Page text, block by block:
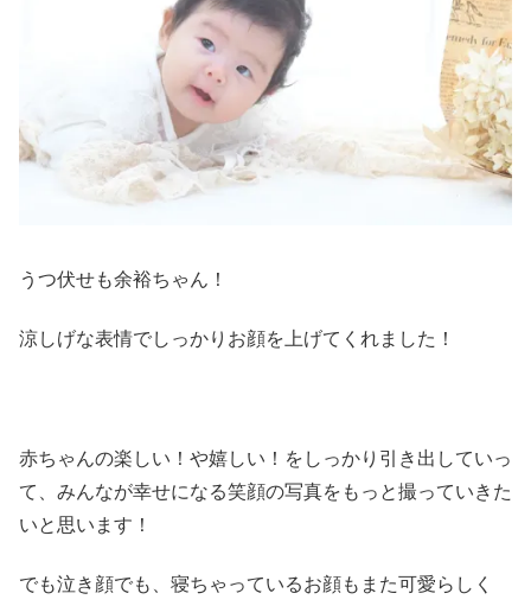
うつ伏せも余裕ちゃん！
涼しげな表情でしっかりお顔を上げてくれました！
赤ちゃんの楽しい！や嬉しい！をしっかり引き出していっ
て、みんなが幸せになる笑顔の写真をもっと撮っていきた
いと思います！
でも泣き顔でも、寝ちゃっているお顔もまた可愛らしく